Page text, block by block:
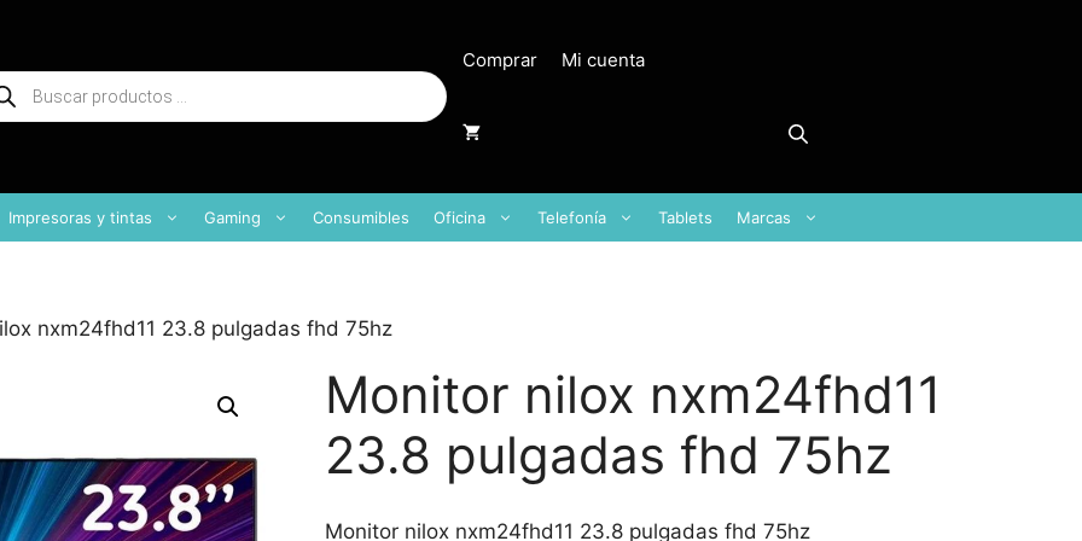
Comprar Mi cuenta
Impresoras y tintas Gaming Consumibles Oficina Telefonía Tablets Marcas
nxm24fhd11 23.8 pulgadas fhd 75hz
Monitor nilox nxm24fhd11
23.8 pulgadas fhd 75hz
Monitor nilox nxm24fhd11 23.8 pulgadas fhd 75hz